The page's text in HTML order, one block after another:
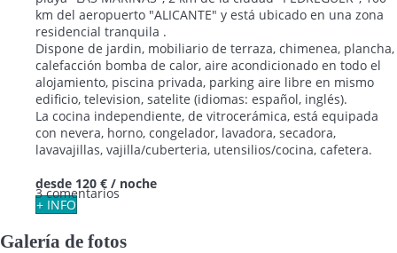
km del aeropuerto "ALICANTE" y está ubicado en una zona
residencial tranquila .
Dispone de jardin, mobiliario de terraza, chimenea, plancha,
calefacción bomba de calor, aire acondicionado en todo el
alojamiento, piscina privada, parking aire libre en mismo
edificio, television, satelite (idiomas: español, inglés).
La cocina independiente, de vitrocerámica, está equipada
con nevera, horno, congelador, lavadora, secadora,
lavavajillas, vajilla/cuberteria, utensilios/cocina, cafetera.
3 comentarios
desde 120 € / noche
+ INFO
Galería de fotos